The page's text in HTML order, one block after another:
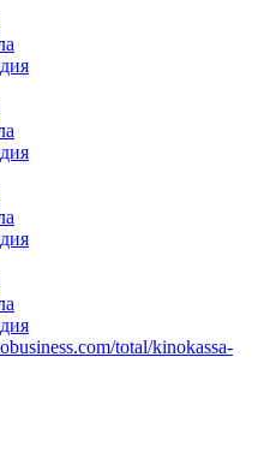
total/kinokassa-